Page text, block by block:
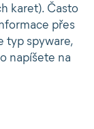
karet). Často
přes
typ spyware,
napíšete na